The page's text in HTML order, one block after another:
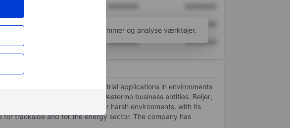
XXXXXXX XXXXXXX
for at få adgang til flere diagrammer og analyse værktøjer.
data communication for industrial applications in environments
the Beijer Electronics and Westermo business entities. Beijer;
communication solutions for harsh environments, with its
trackside and for the energy sector. The company has